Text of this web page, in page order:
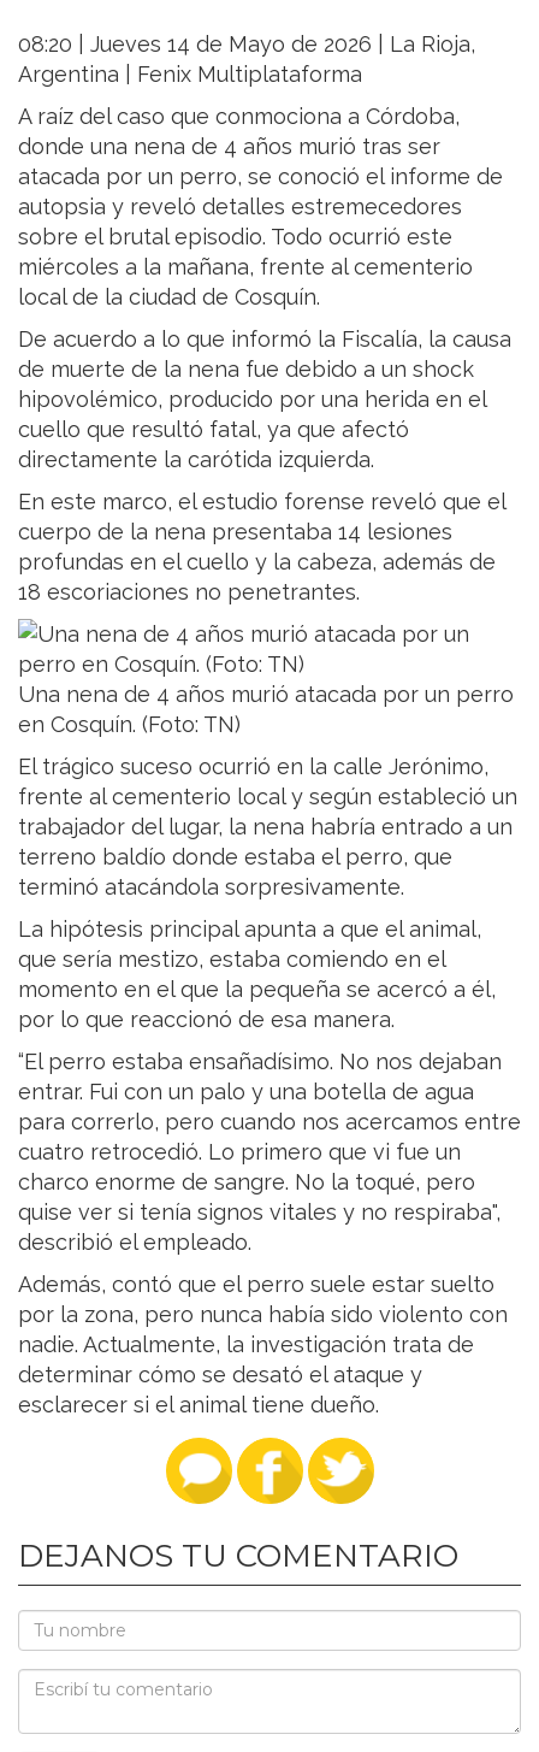
08:20 | Jueves 14 de Mayo de 2026 | La Rioja,
Argentina | Fenix Multiplataforma
A raíz del caso que conmociona a Córdoba,
donde una nena de 4 años murió tras ser
atacada por un perro, se conoció el informe de
autopsia y reveló detalles estremecedores
sobre el brutal episodio. Todo ocurrió este
miércoles a la mañana, frente al cementerio
local de la ciudad de Cosquín.
De acuerdo a lo que informó la Fiscalía, la causa
de muerte de la nena fue debido a un shock
hipovolémico, producido por una herida en el
cuello que resultó fatal, ya que afectó
directamente la carótida izquierda.
En este marco, el estudio forense reveló que el
cuerpo de la nena presentaba 14 lesiones
profundas en el cuello y la cabeza, además de
18 escoriaciones no penetrantes.
Una nena de 4 años murió atacada por un perro
en Cosquín. (Foto: TN)
El trágico suceso ocurrió en la calle Jerónimo,
frente al cementerio local y según estableció un
trabajador del lugar, la nena habría entrado a un
terreno baldío donde estaba el perro, que
terminó atacándola sorpresivamente.
La hipótesis principal apunta a que el animal,
que sería mestizo, estaba comiendo en el
momento en el que la pequeña se acercó a él,
por lo que reaccionó de esa manera.
“El perro estaba ensañadísimo. No nos dejaban
entrar. Fui con un palo y una botella de agua
para correrlo, pero cuando nos acercamos entre
cuatro retrocedió. Lo primero que vi fue un
charco enorme de sangre. No la toqué, pero
quise ver si tenía signos vitales y no respiraba",
describió el empleado.
Además, contó que el perro suele estar suelto
por la zona, pero nunca había sido violento con
nadie. Actualmente, la investigación trata de
determinar cómo se desató el ataque y
esclarecer si el animal tiene dueño.
DEJANOS TU COMENTARIO